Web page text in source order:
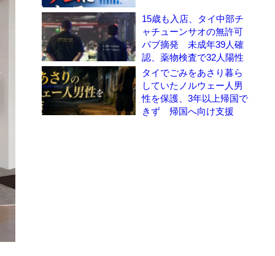
15歳も入店、タイ中部チ
ャチューンサオの無許可
パブ摘発 未成年39人確
認、薬物検査で32人陽性
タイでごみをあさり暮ら
していたノルウェー人男
性を保護、3年以上帰国で
きず 帰国へ向け支援